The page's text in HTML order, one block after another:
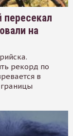
на
рекорд по
в